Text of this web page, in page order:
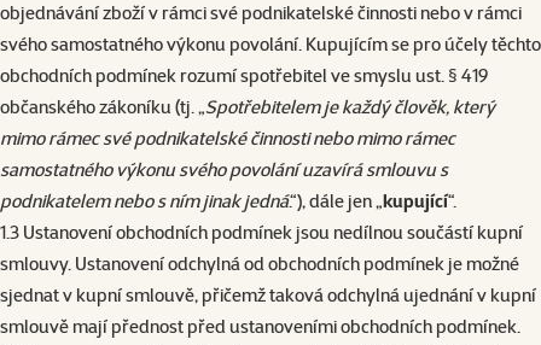
objednávání zboží v rámci své podnikatelské činnosti nebo v rámci
svého samostatného výkonu povolání. Kupujícím se pro účely těchto
obchodních podmínek rozumí spotřebitel ve smyslu ust. § 419
občanského zákoníku (tj. „Spotřebitelem je každý člověk, který
mimo rámec své podnikatelské činnosti nebo mimo rámec
samostatného výkonu svého povolání uzavírá smlouvu s
podnikatelem nebo s ním jinak jedná.“), dále jen „kupující“.
1.3 Ustanovení obchodních podmínek jsou nedílnou součástí kupní
smlouvy. Ustanovení odchylná od obchodních podmínek je možné
sjednat v kupní smlouvě, přičemž taková odchylná ujednání v kupní
smlouvě mají přednost před ustanoveními obchodních podmínek.